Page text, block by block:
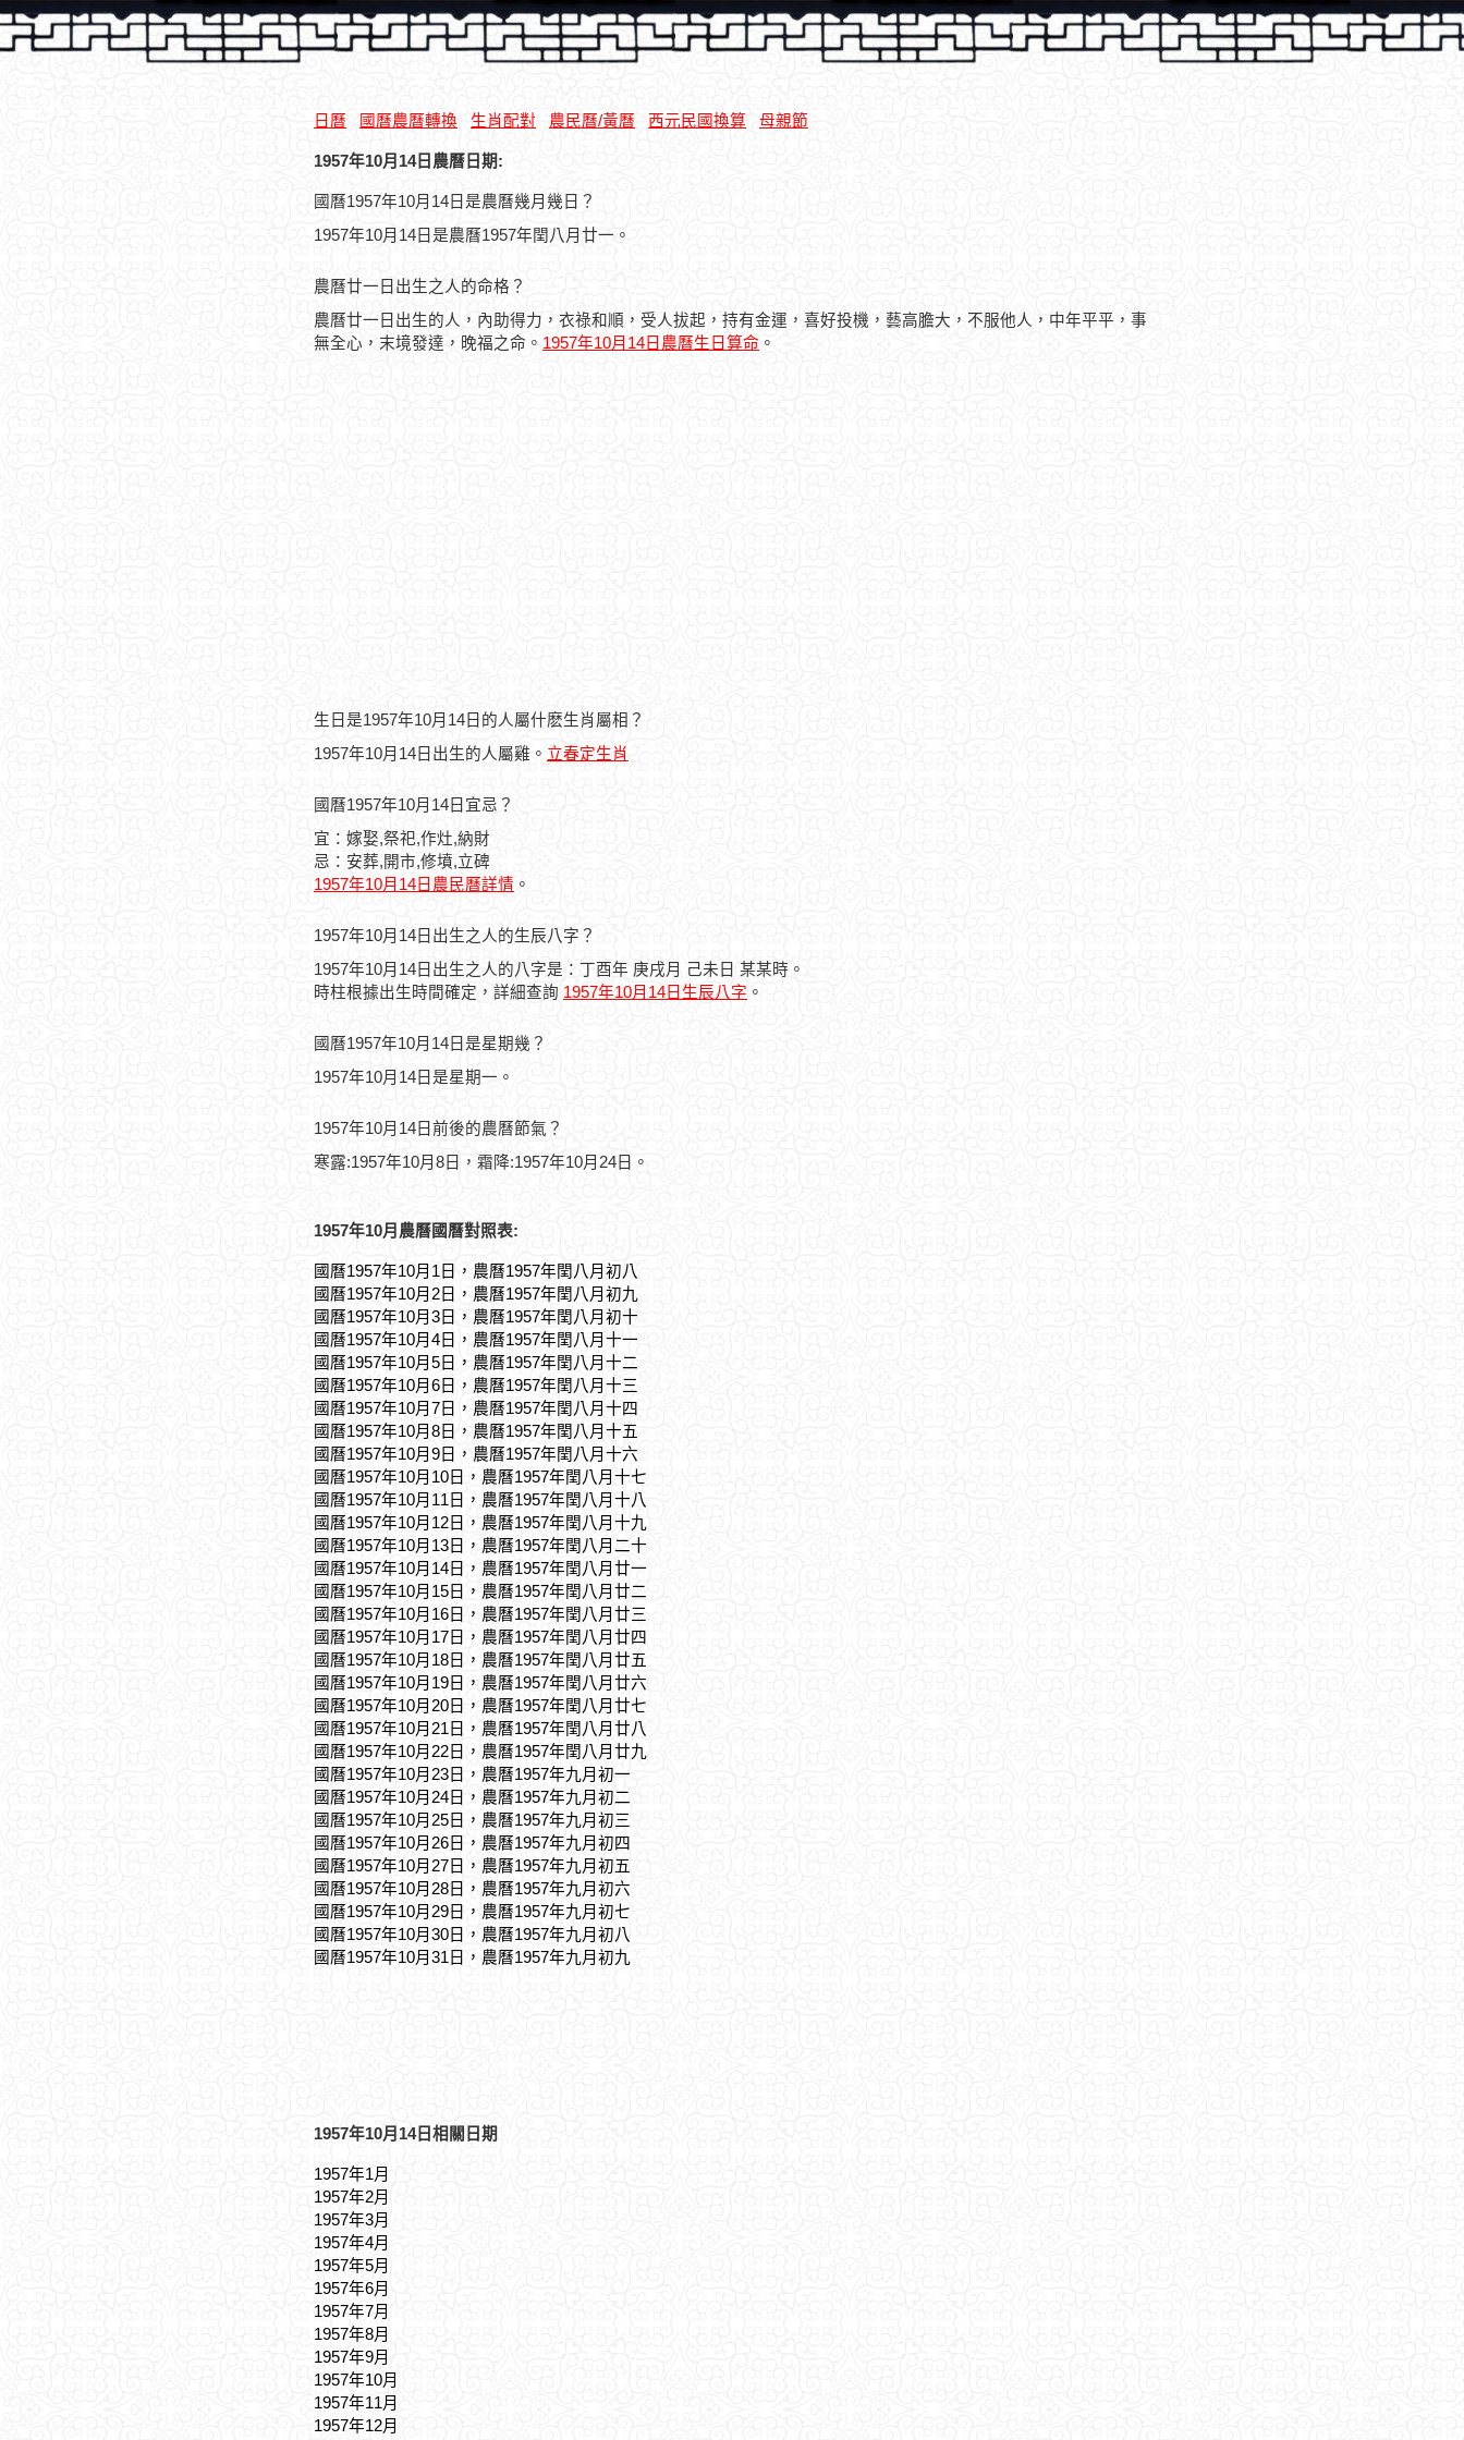
日曆 國曆農曆轉換 生肖配對 農民曆/黃曆 西元民國換算 母親節
1957年10月14日農曆日期:
國曆1957年10月14日是農曆幾月幾日？
1957年10月14日是農曆1957年閏八月廿一。
農曆廿一日出生之人的命格？
農曆廿一日出生的人，內助得力，衣祿和順，受人拔起，持有金運，喜好投機，藝高膽大，不服他人，中年平平，事
無全心，末境發達，晚福之命。 1957年10月14日農曆生日算命 。
生日是1957年10月14日的人屬什麽生肖屬相？
1957年10月14日出生的人屬雞。 立春定生肖
國曆1957年10月14日宜忌？
宜：嫁娶,祭祀,作灶,納財
忌：安葬,開市,修墳,立碑
1957年10月14日農民曆詳情 。
1957年10月14日出生之人的生辰八字？
1957年10月14日出生之人的八字是：丁酉年 庚戌月 己未日 某某時。
時柱根據出生時間確定，詳細查詢 1957年10月14日生辰八字 。
國曆1957年10月14日是星期幾？
1957年10月14日是星期一。
1957年10月14日前後的農曆節氣？
寒露:1957年10月8日，霜降:1957年10月24日。
1957年10月農曆國曆對照表:
國曆1957年10月1日，農曆1957年閏八月初八
國曆1957年10月2日，農曆1957年閏八月初九
國曆1957年10月3日，農曆1957年閏八月初十
國曆1957年10月4日，農曆1957年閏八月十一
國曆1957年10月5日，農曆1957年閏八月十二
國曆1957年10月6日，農曆1957年閏八月十三
國曆1957年10月7日，農曆1957年閏八月十四
國曆1957年10月8日，農曆1957年閏八月十五
國曆1957年10月9日，農曆1957年閏八月十六
國曆1957年10月10日，農曆1957年閏八月十七
國曆1957年10月11日，農曆1957年閏八月十八
國曆1957年10月12日，農曆1957年閏八月十九
國曆1957年10月13日，農曆1957年閏八月二十
國曆1957年10月14日，農曆1957年閏八月廿一
國曆1957年10月15日，農曆1957年閏八月廿二
國曆1957年10月16日，農曆1957年閏八月廿三
國曆1957年10月17日，農曆1957年閏八月廿四
國曆1957年10月18日，農曆1957年閏八月廿五
國曆1957年10月19日，農曆1957年閏八月廿六
國曆1957年10月20日，農曆1957年閏八月廿七
國曆1957年10月21日，農曆1957年閏八月廿八
國曆1957年10月22日，農曆1957年閏八月廿九
國曆1957年10月23日，農曆1957年九月初一
國曆1957年10月24日，農曆1957年九月初二
國曆1957年10月25日，農曆1957年九月初三
國曆1957年10月26日，農曆1957年九月初四
國曆1957年10月27日，農曆1957年九月初五
國曆1957年10月28日，農曆1957年九月初六
國曆1957年10月29日，農曆1957年九月初七
國曆1957年10月30日，農曆1957年九月初八
國曆1957年10月31日，農曆1957年九月初九
1957年10月14日相關日期
1957年1月
1957年2月
1957年3月
1957年4月
1957年5月
1957年6月
1957年7月
1957年8月
1957年9月
1957年10月
1957年11月
1957年12月